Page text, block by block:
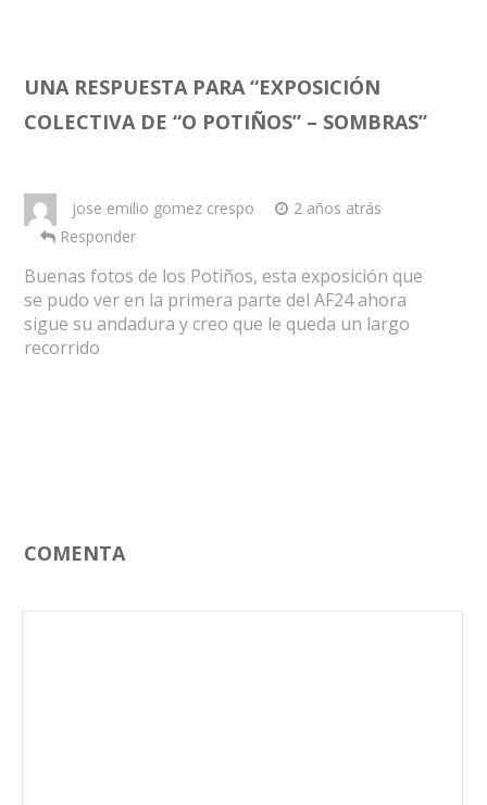
UNA RESPUESTA PARA “EXPOSICIÓN
COLECTIVA DE “O POTIÑOS” – SOMBRAS”
jose emilio gomez crespo
2 años atrás
Responder
Buenas fotos de los Potiños, esta exposición que
se pudo ver en la primera parte del AF24 ahora
sigue su andadura y creo que le queda un largo
recorrido
COMENTA